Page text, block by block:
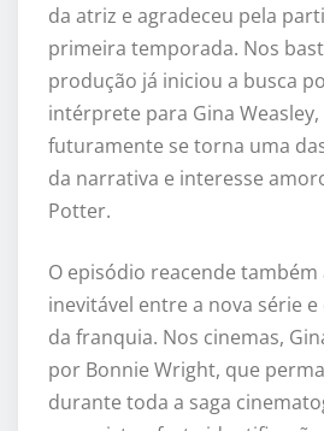
da atriz e agradeceu pela
primeira temporada. Nos
produção já iniciou a busca
intérprete para Gina
futuramente se torna uma
da narrativa e interesse
Potter.
O episódio reacende
inevitável entre a nova série
da franquia. Nos cinemas,
por Bonnie Wright, que
durante toda a saga